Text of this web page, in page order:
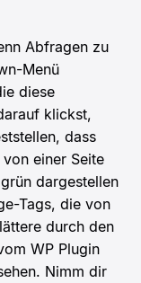
Abfragen zu
Menü
diese
klickst,
dass
einer Seite
dargestellen
Tags, die von
durch den
WP Plugin
Nimm dir